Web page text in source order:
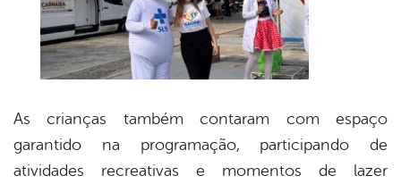
As crianças também contaram com espaço
garantido na programação, participando de
atividades recreativas e momentos de lazer